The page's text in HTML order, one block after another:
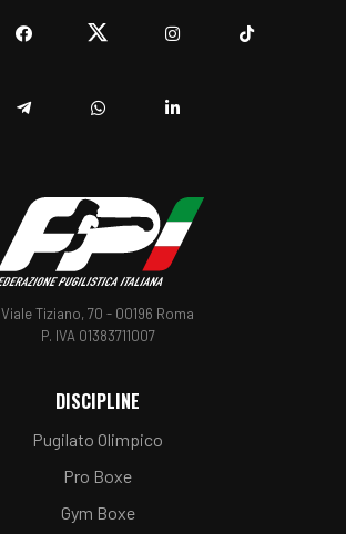
Viale Tiziano, 70 - 00196 Roma
P. IVA 01383711007
DISCIPLINE
Pugilato Olimpico
Pro Boxe
Gym Boxe